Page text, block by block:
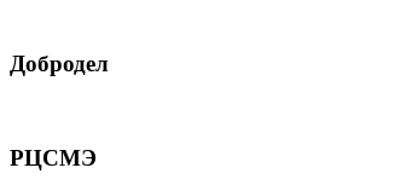
Добродел
РЦСМЭ